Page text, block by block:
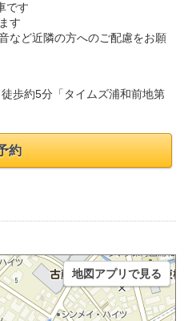
です
す
など近隣の方へのご配慮をお願
歩約5分「タイムズ浦和前地第
約
地図アプリで見る